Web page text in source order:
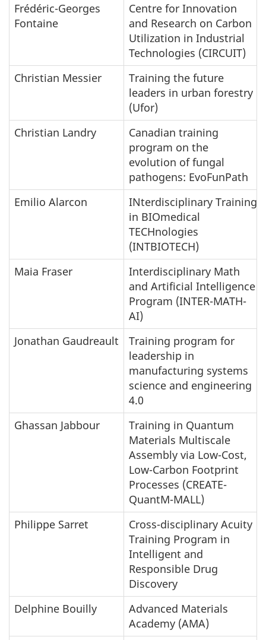
Frédéric-Georges
Fontaine
Centre for Innovation
and Research on Carbon
Utilization in Industrial
Technologies (CIRCUIT)
Christian Messier
Training the future
leaders in urban forestry
(Ufor)
Christian Landry
Canadian training
program on the
evolution of fungal
pathogens: EvoFunPath
Emilio Alarcon
INterdisciplinary Training
in BIOmedical
TECHnologies
(INTBIOTECH)
Maia Fraser
Interdisciplinary Math
and Artificial Intelligence
Program (INTER-MATH-
AI)
Jonathan Gaudreault
Training program for
leadership in
manufacturing systems
science and engineering
4.0
Ghassan Jabbour
Training in Quantum
Materials Multiscale
Assembly via Low-Cost,
Low-Carbon Footprint
Processes (CREATE-
QuantM-MALL)
Philippe Sarret
Cross-disciplinary Acuity
Training Program in
Intelligent and
Responsible Drug
Discovery
Delphine Bouilly
Advanced Materials
Academy (AMA)